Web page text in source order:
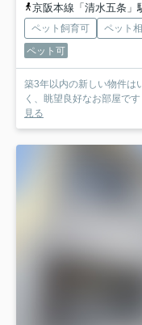
京阪本線「清水五条」
ペット飼育可 ペット
ペット可
築3年以内の新しい物件は
く、眺望良好なお部屋で
見る